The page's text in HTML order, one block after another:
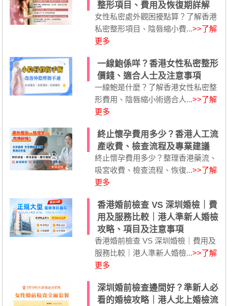
整形項目、費用及恢復期詳解
女性私密處外觀困擾點算？了解香港
私密整形項目、陰唇縮小費...>>了解
更多
一線鮑係咩？香港女性私密整形
價錢、適合人士及注意事項
一線鮑是什麼？了解香港女性私密整
形費用、陰唇縮小術適合人...>>了解
更多
終止懷孕費用多少？香港人工流
產收費、檢查流程及專業建議
終止懷孕費用多少？整理香港藥流、
吸宮收費、檢查流程、恢復...>>了解
更多
香港婚前檢查 VS 深圳婚檢｜費
用及服務比較｜港人準新人婚檢
攻略、項目及注意事項
香港婚前檢查 VS 深圳婚檢｜費用及
服務比較｜港人準新人婚檢...>>了解
更多
深圳婚前檢查邊間好？準新人必
看的婚檢攻略｜港人北上婚檢流